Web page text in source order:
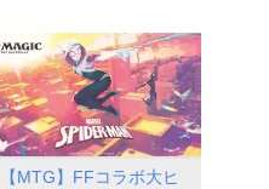
【MTG】FFコラボ大ヒ